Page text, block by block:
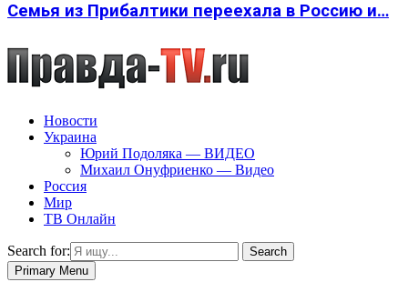
Семья из Прибалтики переехала в Россию и…
Новости
Украина
Юрий Подоляка — ВИДЕО
Михаил Онуфриенко — Видео
Россия
Мир
ТВ Онлайн
Search for:
Search
Primary Menu